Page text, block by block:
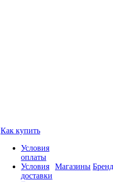
Как купить
Условия
оплаты
Условия
доставки
Магазины